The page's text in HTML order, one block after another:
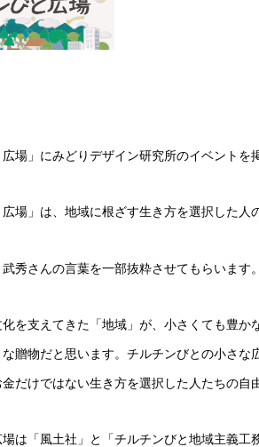
広場」にみどりデザイン研究所のイベントを
広場」は、地域に根ざす生き方を選択した人
さんの言葉を一部抜粋させてもらいます。
化を支えてきた「地域」が、小さくても豊
な贈物だと思います。チルチンびとの小さ
だけではない生き方を選択した人たちの自
は「風土社」と「チルチンびと地域主義